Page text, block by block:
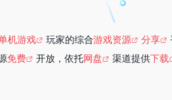
机游戏 玩家的综合游戏资源 分享
免费 开放，依托网盘 渠道提供下载